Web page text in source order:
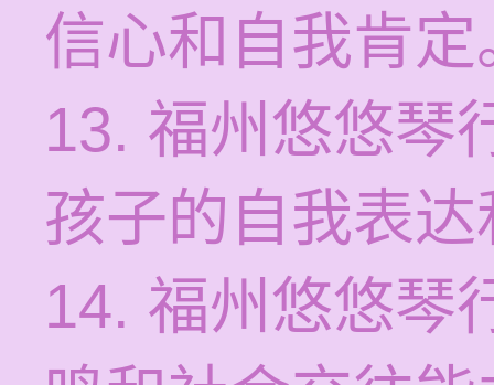
信心和自我肯定
13. 福州悠悠琴
孩子的自我表
14. 福州悠悠琴